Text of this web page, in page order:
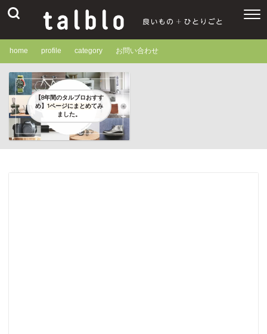
home profile category お問い合わせ
【8年間のタルブロおすす
め】1ページにまとめてみ
ました。